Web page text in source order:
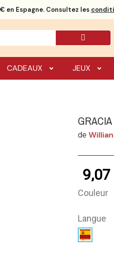
en Espagne. Consultez les
CADEAUX JEUX
de
9,07
Couleur
Langue